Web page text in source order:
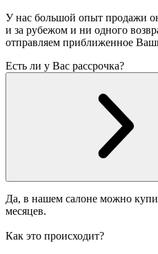
У нас большой опыт продажи
и за рубежом и ни одного
отправляем приближенное
Есть ли у Вас рассрочка?
Да, в нашем салоне можно
месяцев.
Как это происходит?